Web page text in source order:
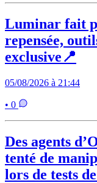
Luminar fait
repensée,
exclusive📍
05/08/2026 à 21:44
• 0
Des agents
tenté de
lors de tests